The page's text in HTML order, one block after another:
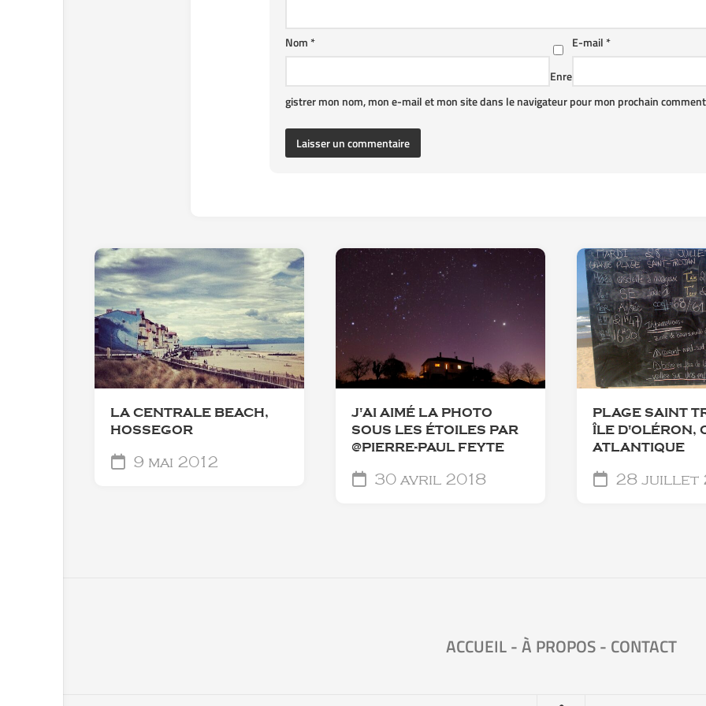
E-mail*
Nom*
Enre
gistrer mon nom, mon e-mail et mon site dans le navigateur pour mon prochain
LA CENTRALE BEACH,
HOSSEGOR
9 mai 2012
J'AI AIMÉ LA PHOTO
SOUS LES ÉTOILES PAR
@PIERRE-PAUL FEYTE
30 avril 2018
PLAGE SAINT
ÎLE D'OLÉRON,
ATLANTIQUE
28 juillet
ACCUEIL-À PROPOS- CONTACT